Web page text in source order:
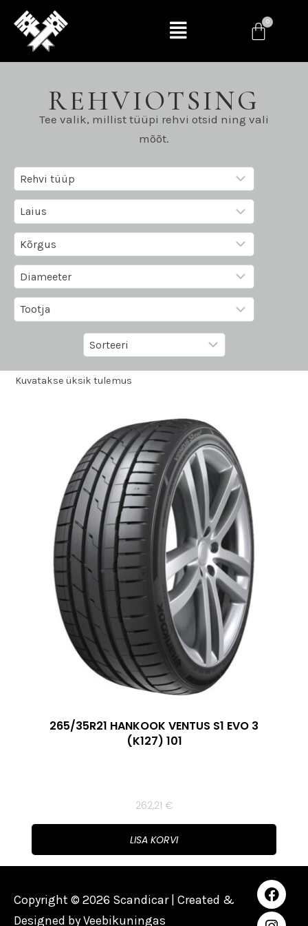
REHVIOTSING
Tee valik, millist tüüpi rehvi otsid ning vali
mõõt.
Kuvatakse üksik tulemus
265/35R21 HANKOOK VENTUS S1 EVO 3
(K127) 101
262,21 €
LISA KORVI
Copyright © 2026 Scandicar | Created &
Designed byVeebikuningas